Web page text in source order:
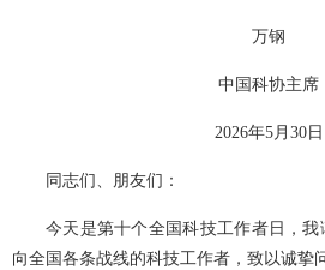
万钢
中国科协主席
2026年5月30日
同志们、朋友们：
今天是第十个全国科技工作者日，我
向全国各条战线的科技工作者，致以诚挚